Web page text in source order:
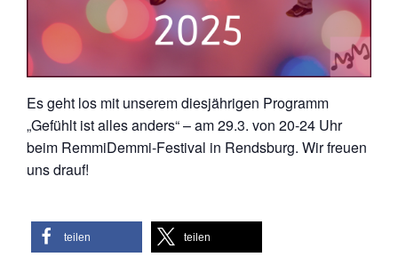
Es geht los mit unserem diesjährigen Programm
„Gefühlt ist alles anders“ – am 29.3. von 20-24 Uhr
beim RemmiDemmi-Festival in Rendsburg. Wir freuen
uns drauf!
teilen teilen